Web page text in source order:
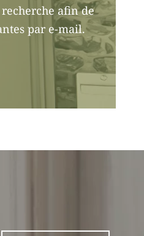
recherche afin de
par e-mail.